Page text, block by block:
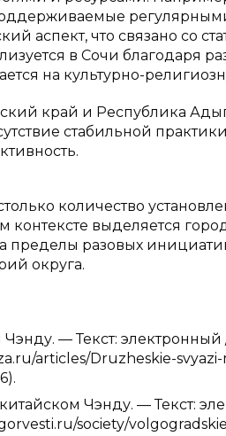
аспект, что связано со
в Сочи благодаря
на культурно-
край и Республика
стабильной
количество
контексте выделяется
пределы разовых
округа.
— Текст: электронный
articles/Druzheskie-
Чэнду. — Текст:
society/